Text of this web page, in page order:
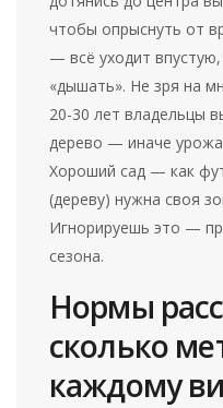
чтобы опрыснуть от
— всё уходит
«дышать». Не зря на
20-30 лет владельцы
дерево — иначе
Хороший сад — как
(дереву) нужна своя
Игнорируешь это —
сезона.
Нормы
сколько
каждому